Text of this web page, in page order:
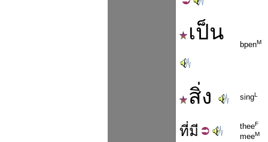
เป็น
bpenM
สิ่ง singL
ที่มี theeF
meeM